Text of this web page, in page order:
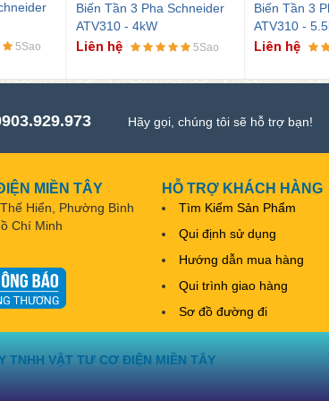
5Sao
Biến Tần 3 Pha Schneider
ATV310 - 5.5kW
Liên hệ 5Sao
Biến Tần 3
ATV310 -
Liên hệ
Hãy gọi, chúng tôi sẽ hỗ trợ bạn!
MIỀN TÂY
Hiển, Phường Bình
Chí Minh
HỖ TRỢ KHÁCH HÀNG
Tìm Kiếm Sản Phẩm
Qui định sử dụng
Hướng dẫn mua hàng
Qui trình giao hàng
Sơ đồ đường đi
TNHH VẬT TƯ CƠ ĐIỆN MIỀN TÂY